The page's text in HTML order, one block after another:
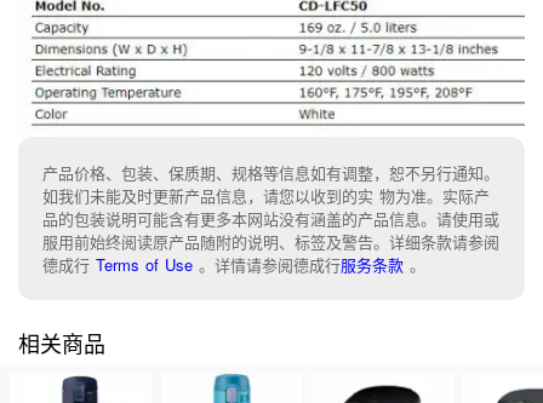
产品价格、包装、保质期、规格等信息如有调整，恕不另行通知。
如我们未能及时更新产品信息，请您以收到的实 物为准。实际产
品的包装说明可能含有更多本网站没有涵盖的产品信息。请使用或
服用前始终阅读原产品随附的说明、标签及警告。详细条款请参阅
德成行 Terms of Use 。 详情请参阅德成行服务条款 。
相关商品